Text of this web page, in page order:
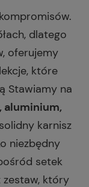
dlatego
oferujemy
które
Stawiamy na
aluminium,
karnisz
niezbędny
setek
który